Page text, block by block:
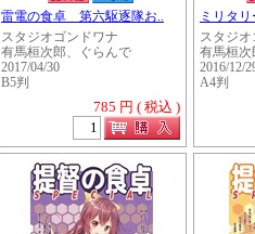
雷電の食卓 第六駆逐隊お..
スタジオゴンドワナ
有馬桓次郎、ぐらんで
2017/04/30
B5判
785 円 ( 税込 )
ミリタ
スタジ
有馬桓次
2016/12/
A4判